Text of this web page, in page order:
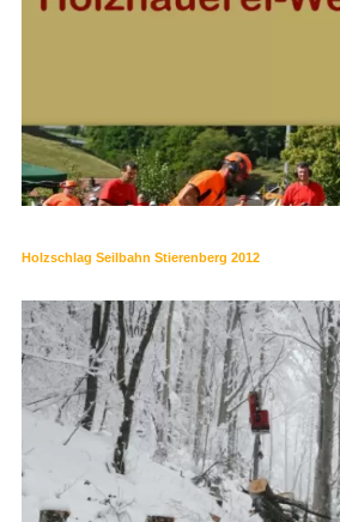
Holzschlag Seilbahn Stierenberg 2012